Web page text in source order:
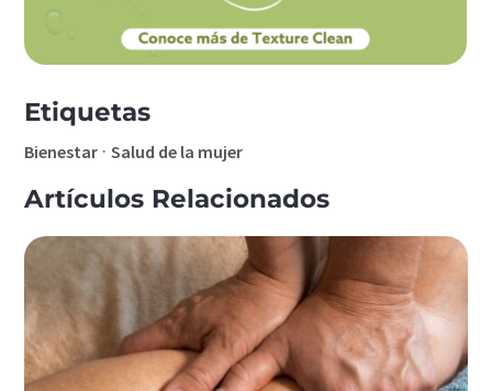
Etiquetas
Bienestar ·Salud de la mujer
Artículos Relacionados